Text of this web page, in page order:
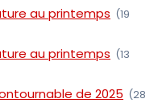
au printemps (19
au printemps (13
de 2025 (28